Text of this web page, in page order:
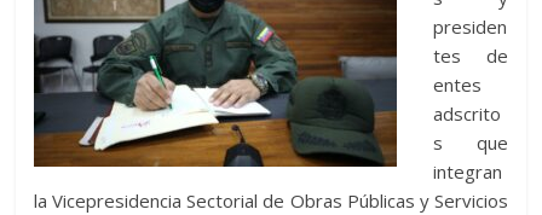
presiden
tes de
entes
adscrito
s que
integran
la Vicepresidencia Sectorial de Obras Públicas y Servicios